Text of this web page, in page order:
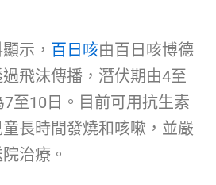
示， 百日咳由百日咳博德
飛沫傳播，潛伏期由4至
至10日。目前可用抗生素
長時間發燒和咳嗽，並嚴
治療。